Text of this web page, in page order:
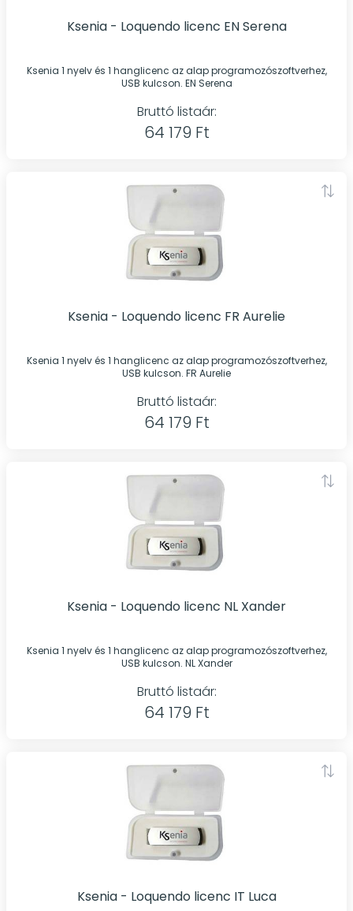
Ksenia - Loquendo licenc EN Serena
Ksenia 1 nyelv és 1 hanglicenc az alap programozószoftverhez,
USB kulcson. EN Serena
Bruttó listaár:
64 179 Ft
Ksenia - Loquendo licenc FR Aurelie
Ksenia 1 nyelv és 1 hanglicenc az alap programozószoftverhez,
USB kulcson. FR Aurelie
Bruttó listaár:
64 179 Ft
Ksenia - Loquendo licenc NL Xander
Ksenia 1 nyelv és 1 hanglicenc az alap programozószoftverhez,
USB kulcson. NL Xander
Bruttó listaár:
64 179 Ft
Ksenia - Loquendo licenc IT Luca